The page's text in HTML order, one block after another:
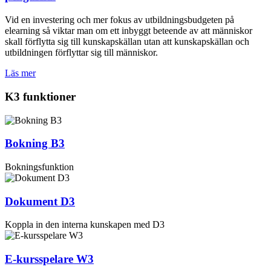
Vid en investering och mer fokus av utbildningsbudgeten på
elearning så viktar man om ett inbyggt beteende av att människor
skall förflytta sig till kunskapskällan utan att kunskapskällan och
utbildningen förflyttar sig till människor.
Läs mer
K3 funktioner
Bokning B3
Bokningsfunktion
Dokument D3
Koppla in den interna kunskapen med D3
E-kursspelare W3